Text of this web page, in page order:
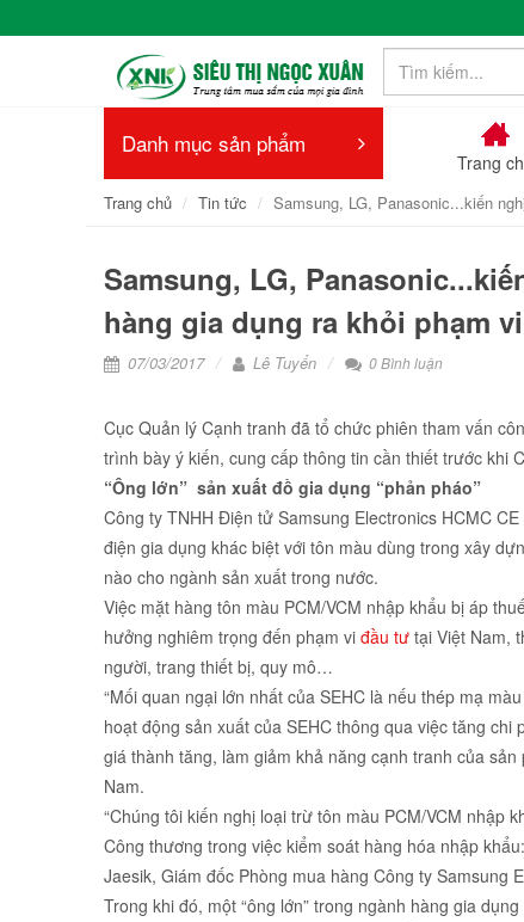
Danh mục sản phẩm
Trang
Trang chủ Tin tức Samsung, LG, Panasonic...kiến
Samsung, LG,
hàng gia dụng ra khỏi phạm
07/03/2017 Lê Tuyển 0 Bình luận
Cục Quản lý Cạnh tranh đã tổ chức phiên tham vấn
trình bày ý kiến, cung cấp thông tin cần thiết trước khi
“Ông lớn” sản xuất đồ gia dụng “phản pháo”
Công ty TNHH Điện tử Samsung Electronics HCMC
điện gia dụng khác biệt với tôn màu dùng trong xây
nào cho ngành sản xuất trong nước.
Việc mặt hàng tôn màu PCM/VCM nhập khẩu bị áp
hưởng nghiêm trọng đến phạm vi đầu tư tại Việt Nam,
người, trang thiết bị, quy mô…
“Mối quan ngại lớn nhất của SEHC là nếu thép mạ
hoạt động sản xuất của SEHC thông qua việc tăng
giá thành tăng, làm giảm khả năng cạnh tranh của
Nam.
“Chúng tôi kiến nghị loại trừ tôn màu PCM/VCM nhập
Công thương trong việc kiểm soát hàng hóa nhập
Jaesik, Giám đốc Phòng mua hàng Công ty Samsung
Trong khi đó, một “ông lớn” trong ngành hàng gia